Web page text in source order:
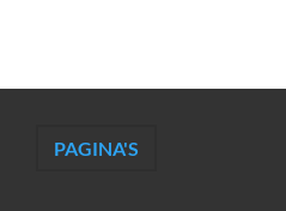
PAGINA'S